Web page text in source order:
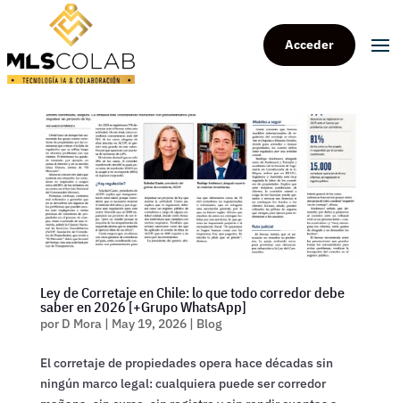
Acceder
Ley de Corretaje en Chile: lo que todo corredor debe
saber en 2026 [+Grupo WhatsApp]
por D Mora| May 19, 2026| Blog
El corretaje de propiedades opera hace décadas sin
ningún marco legal: cualquiera puede ser corredor